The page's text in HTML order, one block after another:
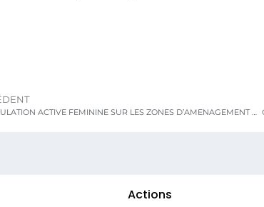
LA POPULATION ACTIVE FEMININE SUR LES ZONES D’AMENAGEMENT AGRICOLE PLANIFIEES (ZAAP) AU TOGO
Actions